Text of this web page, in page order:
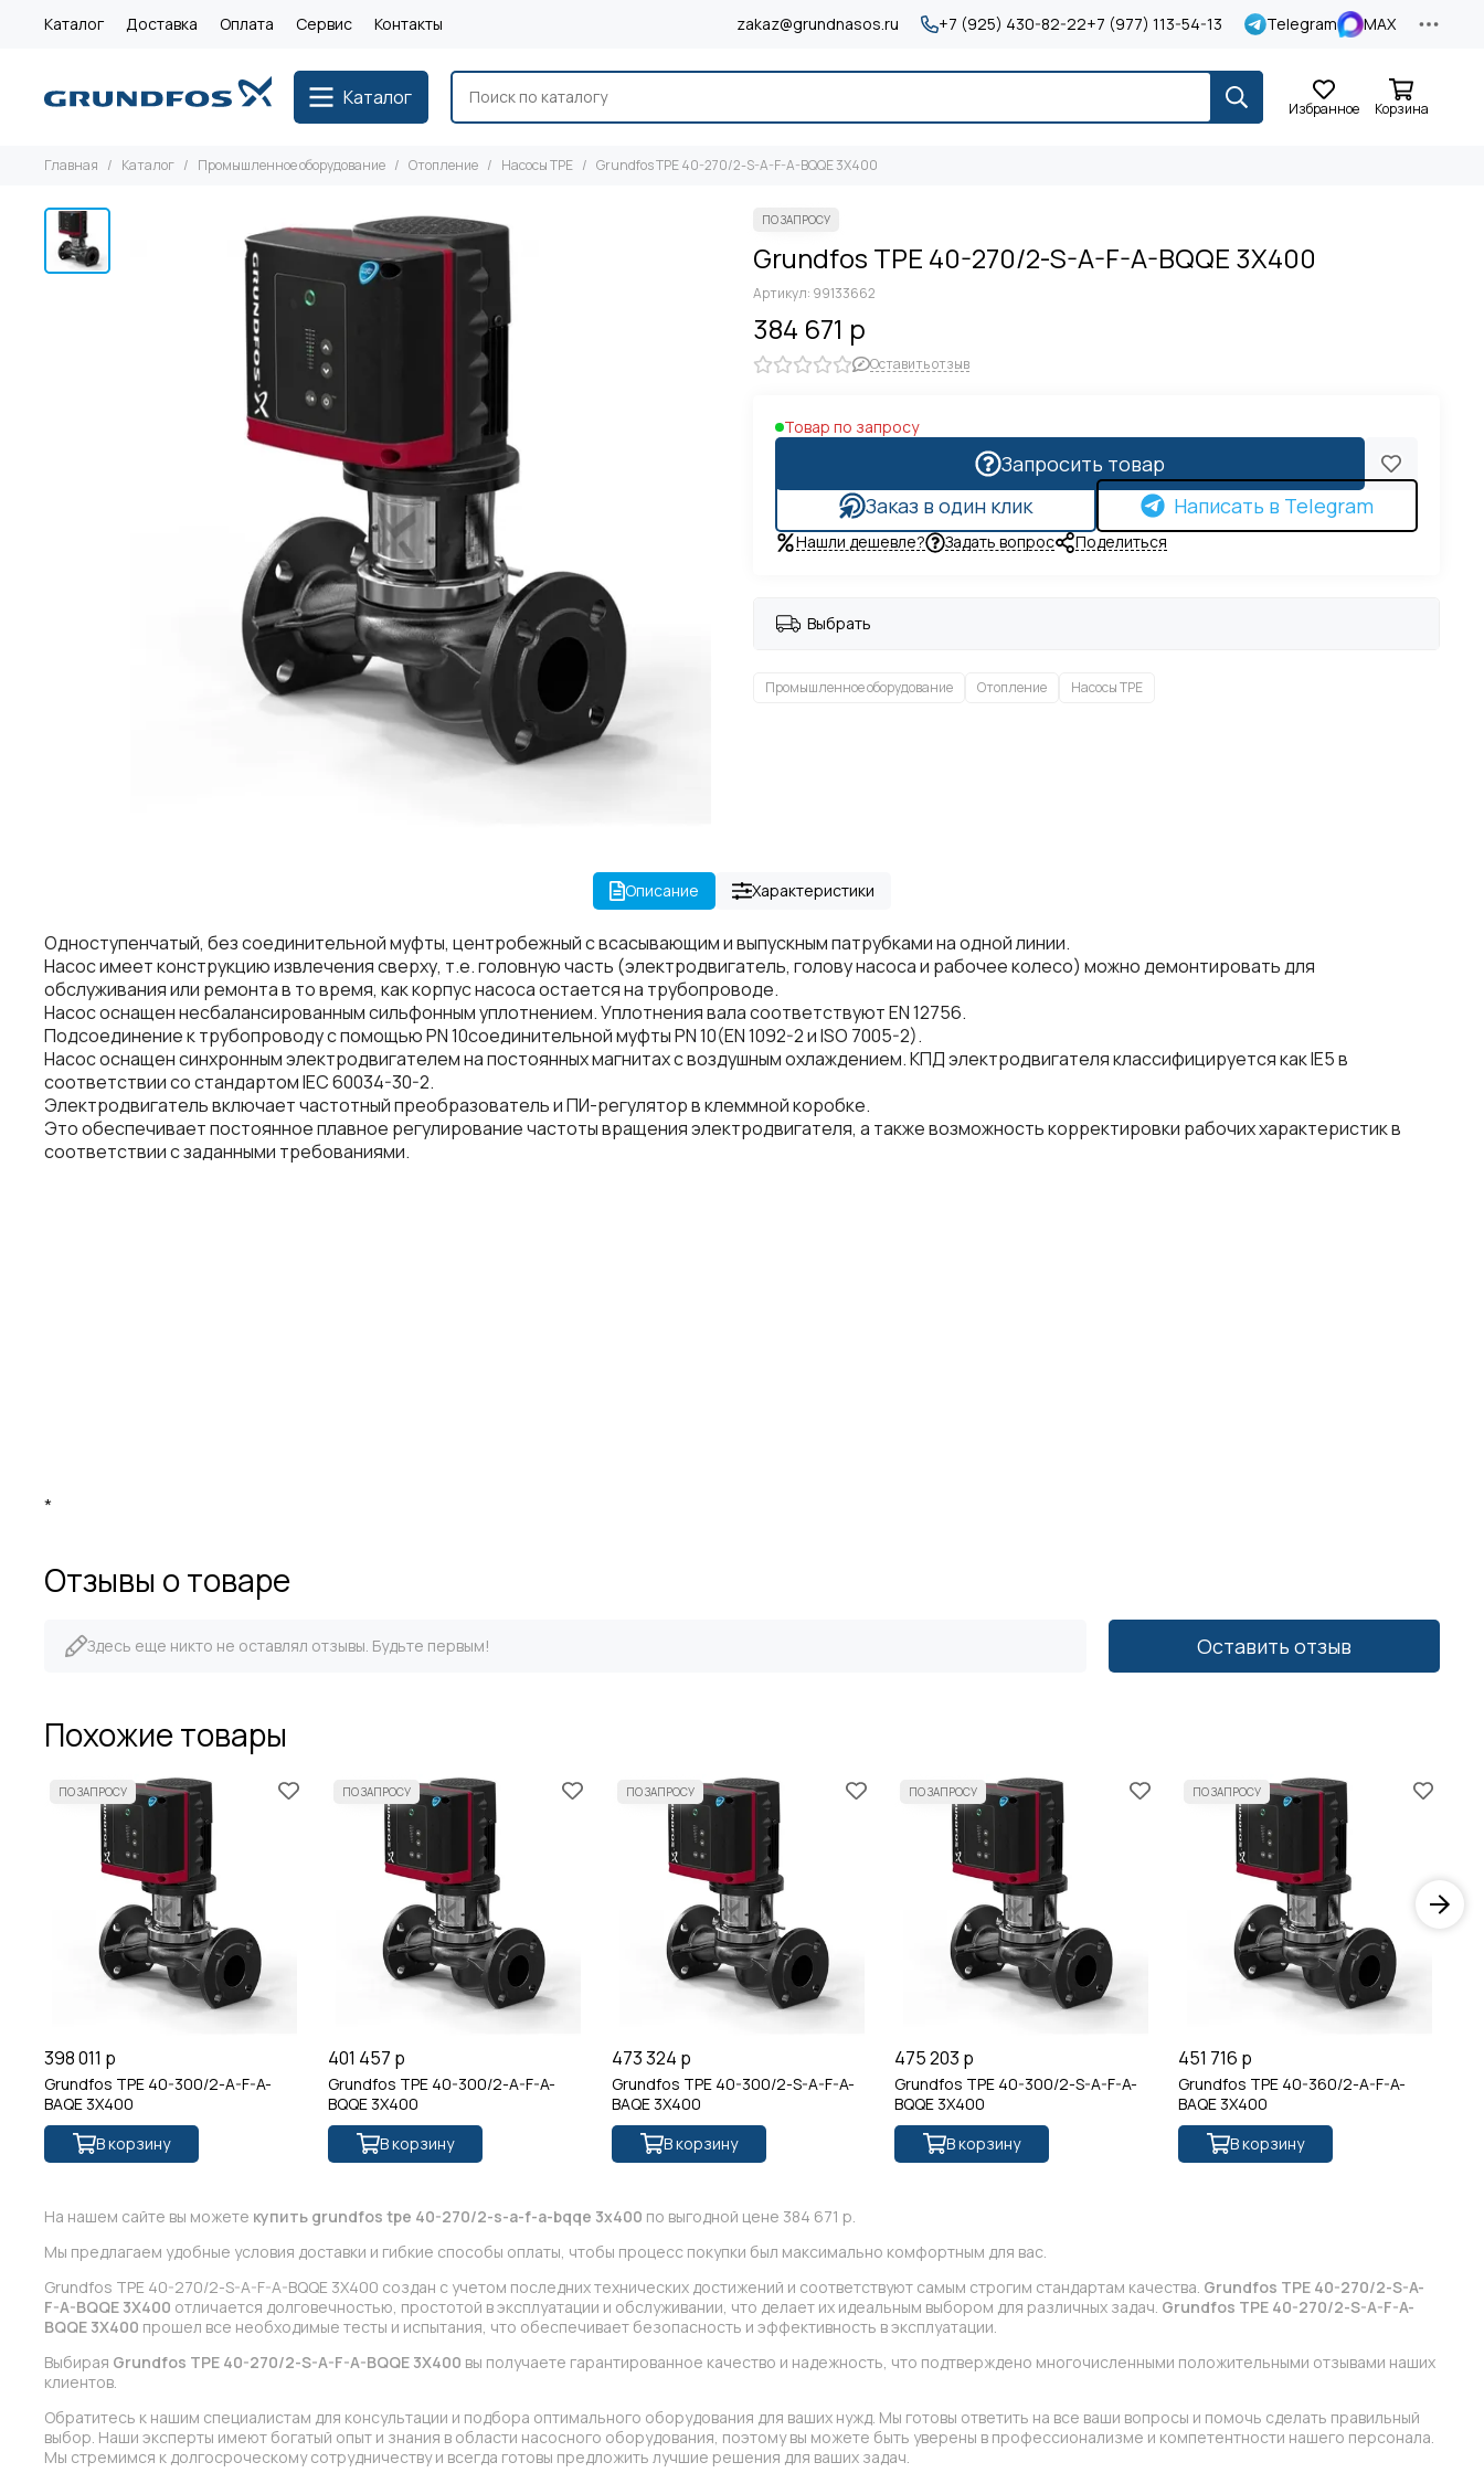
Каталог Доставка Оплата Сервис Контакты zakaz@grundnasos.ru +7 (925) 430-82-22+7 (977) 113-54-13 Telegram MAX
Каталог Избранное Корзина
Главная Каталог Промышленное оборудование Отопление Насосы TPE Grundfos TPE 40-270/2-S-A-F-A-BQQE 3X400
Grundfos TPE 40-270/2-S-A-F-A-BQQE 3X400
Артикул: 99133662
384 671 р
Оставить отзыв
Товар по запросу
Запросить товар
Заказ в один клик
Написать в Telegram
Нашли дешевле? Задать вопрос Поделиться
Выбрать
Промышленное оборудование Отопление Насосы TPE
Описание Характеристики
Одноступенчатый, без соединительной муфты, центробежный с всасывающим и выпускным патрубками на одной линии.
Насос имеет конструкцию извлечения сверху, т.е. головную часть (электродвигатель, голову насоса и рабочее колесо) можно демонтировать для
обслуживания или ремонта в то время, как корпус насоса остается на трубопроводе.
Насос оснащен несбалансированным сильфонным уплотнением. Уплотнения вала соответствуют EN 12756.
Подсоединение к трубопроводу с помощью PN 10соединительной муфты PN 10(EN 1092-2 и ISO 7005-2).
Насос оснащен синхронным электродвигателем на постоянных магнитах с воздушным охлаждением. КПД электродвигателя классифицируется как IE5 в
соответствии со стандартом IEC 60034-30-2.
Электродвигатель включает частотный преобразователь и ПИ-регулятор в клеммной коробке.
Это обеспечивает постоянное плавное регулирование частоты вращения электродвигателя, а также возможность корректировки рабочих характеристик в
соответствии с заданными требованиями.
*
Отзывы о товаре
Здесь еще никто не оставлял отзывы. Будьте первым! Оставить отзыв
Похожие товары
398 011 р
Grundfos TPE 40-300/2-A-F-A-
BAQE 3X400
В корзину
401 457 р
Grundfos TPE 40-300/2-A-F-A-
BQQE 3X400
В корзину
473 324 р
Grundfos TPE 40-300/2-S-A-F-A-
BAQE 3X400
В корзину
475 203 р
Grundfos TPE 40-300/2-S-A-F-A-
BQQE 3X400
В корзину
451 716 р
Grundfos TPE 40-360/2-A-F-A-
BAQE 3X400
В корзину
На нашем сайте вы можете купить grundfos tpe 40-270/2-s-a-f-a-bqqe 3x400 по выгодной цене 384 671 р.
Мы предлагаем удобные условия доставки и гибкие способы оплаты, чтобы процесс покупки был максимально комфортным для вас.
Grundfos TPE 40-270/2-S-A-F-A-BQQE 3X400 создан с учетом последних технических достижений и соответствуют самым строгим стандартам качества. Grundfos TPE 40-270/2-S-A-
F-A-BQQE 3X400 отличается долговечностью, простотой в эксплуатации и обслуживании, что делает их идеальным выбором для различных задач. Grundfos TPE 40-270/2-S-A-F-A-
BQQE 3X400 прошел все необходимые тесты и испытания, что обеспечивает безопасность и эффективность в эксплуатации.
Выбирая Grundfos TPE 40-270/2-S-A-F-A-BQQE 3X400 вы получаете гарантированное качество и надежность, что подтверждено многочисленными положительными отзывами наших
клиентов.
Обратитесь к нашим специалистам для консультации и подбора оптимального оборудования для ваших нужд. Мы готовы ответить на все ваши вопросы и помочь сделать правильный
выбор. Наши эксперты имеют богатый опыт и знания в области насосного оборудования, поэтому вы можете быть уверены в профессионализме и компетентности нашего персонала.
Мы стремимся к долгосроческому сотрудничеству и всегда готовы предложить лучшие решения для ваших задач.